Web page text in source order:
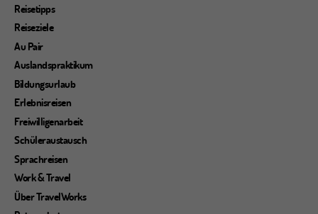
Reisetipps
Reiseziele
Au Pair
Auslandspraktikum
Bildungsurlaub
Erlebnisreisen
Freiwilligenarbeit
Schüleraustausch
Sprachreisen
Work & Travel
Über TravelWorks